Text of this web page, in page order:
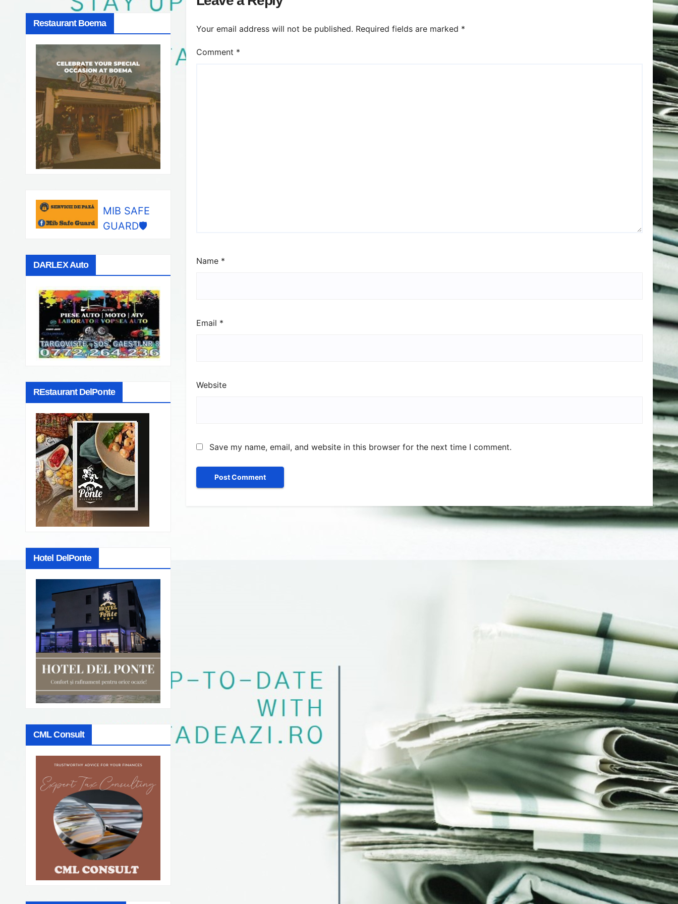
Restaurant Boema
MIB SAFE
GUARD🛡️
DARLEX Auto
REstaurant DelPonte
Hotel DelPonte
CML Consult
Your email address will not be published. Required fields are marked *
Comment *
Name *
Email *
Website
Save my name, email, and website in this browser for the next time I comment.